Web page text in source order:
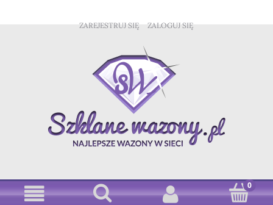
ZAREJESTRUJ SIĘ ZALOGUJ SIĘ